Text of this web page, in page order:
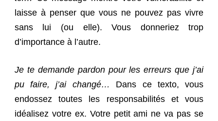
laisse à penser que vous ne pouvez pas vivre
sans lui (ou elle). Vous donneriez trop
d’importance à l’autre.
Je te demande pardon pour les erreurs que j’ai
pu faire, j’ai changé… Dans ce texto, vous
endossez toutes les responsabilités et vous
idéalisez votre ex. Votre petit ami ne va pas se